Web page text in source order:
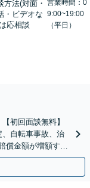
方法(対面・
・ビデオな
応相談
営業時間：0
9:00~19:00
（平日）
初回面談無料】
、自転車事故、治
償金額が増額する